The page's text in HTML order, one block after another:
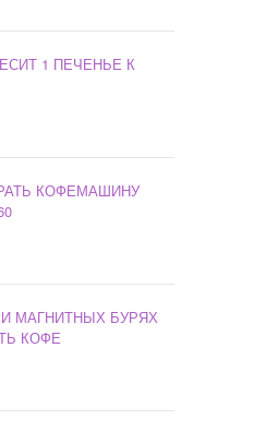
1 ПЕЧЕНЬЕ К
КОФЕМАШИНУ
МАГНИТНЫХ БУРЯХ
КОФЕ